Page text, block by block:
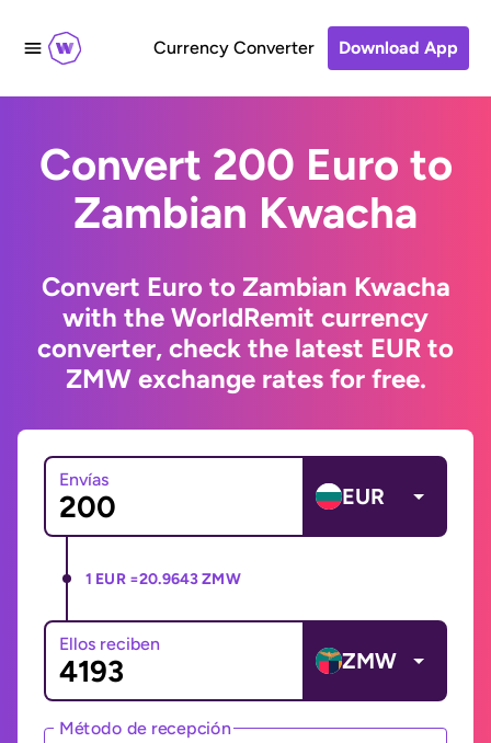
Currency Converter Download App
Convert 200 Euro to
Zambian Kwacha
Convert Euro to Zambian Kwacha
with the WorldRemit currency
converter, check the latest EUR to
ZMW exchange rates for free.
Envías
EUR
1 EUR =20.9643 ZMW
Ellos reciben
ZMW
Método de recepción